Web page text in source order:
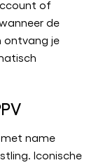
of
de
ontvang je
met name
Iconische